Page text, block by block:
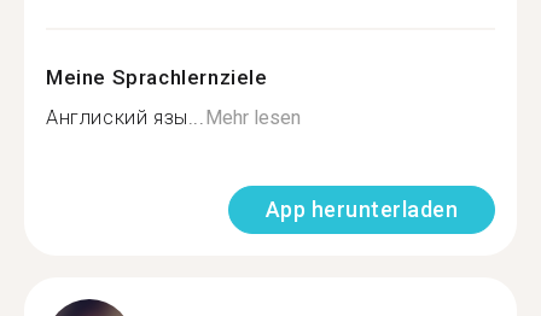
Meine Sprachlernziele
Англиский язы...Mehr lesen
App herunterladen